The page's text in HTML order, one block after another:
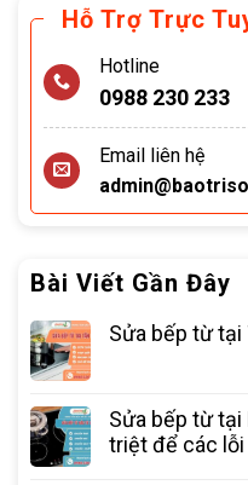
Hỗ Trợ Trực
Hotline
0988 230 233
Email liên hệ
Bài Viết Gần Đây
Sửa bếp từ tại
Sửa bếp từ
triệt để các lỗi